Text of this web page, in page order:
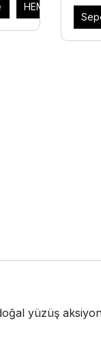
HEMEN AL
yüzüş